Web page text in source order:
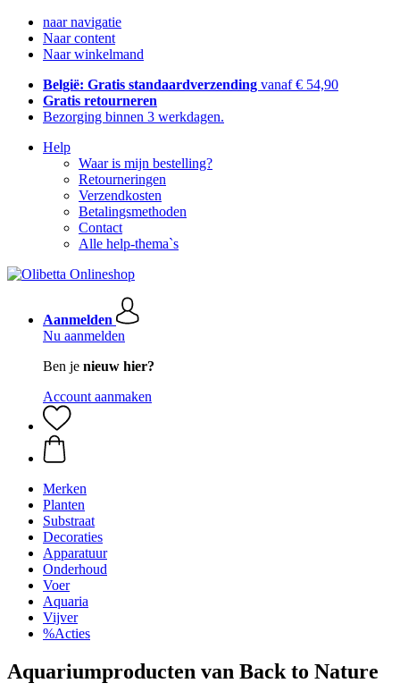
naar navigatie
Naar content
Naar winkelmand
België: Gratis standaardverzending vanaf € 54,90
Gratis retourneren
Bezorging binnen 3 werkdagen.
Help
Waar is mijn bestelling?
Retourneringen
Verzendkosten
Betalingsmethoden
Contact
Alle help-thema`s
Aanmelden
Nu aanmelden
Ben je nieuw hier?
Account aanmaken
Merken
Planten
Substraat
Decoraties
Apparatuur
Onderhoud
Voer
Aquaria
Vijver
%Acties
Aquariumproducten van Back to Nature